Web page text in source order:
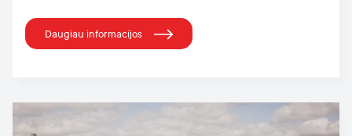
Daugiau informacijos